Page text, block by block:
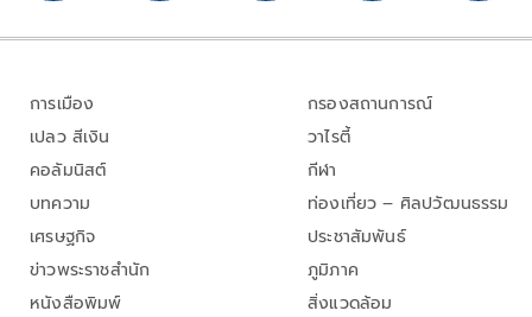
การเมือง
เปลว สีเงิน
คอลัมนิสต์
บทความ
เศรษฐกิจ
ข่าวพระราชสำนัก
หนังสือพิมพ์
กรองสถานการณ์
วาไรตี้
กีฬา
ท่องเที่ยว – ศิลปวัฒนธรรม
ประชาสัมพันธ์
ภูมิภาค
สิ่งแวดล้อม